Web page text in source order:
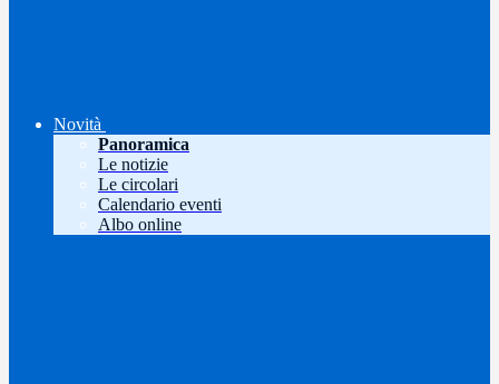
Novità
Panoramica
Le notizie
Le circolari
Calendario eventi
Albo online